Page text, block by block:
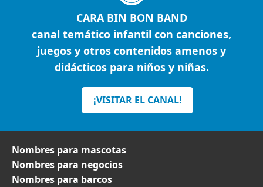
CARA BIN BON BAND
canal temático infantil con canciones,
juegos y otros contenidos amenos y
didácticos para niños y niñas.
¡VISITAR EL CANAL!
Nombres para mascotas
Nombres para negocios
Nombres para barcos